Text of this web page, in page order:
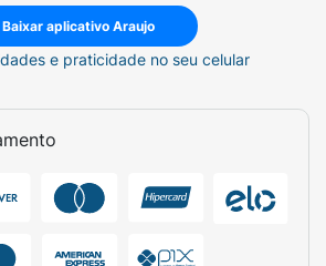
Baixar aplicativo Araujo
e praticidade no seu celular